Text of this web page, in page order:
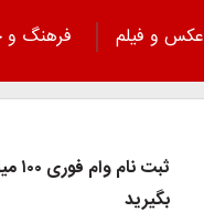
عکس و فیلم فرهنگ و
بگیرید